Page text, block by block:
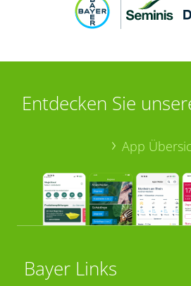
Entdecken Sie
App
Bayer Links